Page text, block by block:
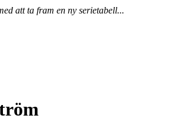
att ta fram en ny serietabell...